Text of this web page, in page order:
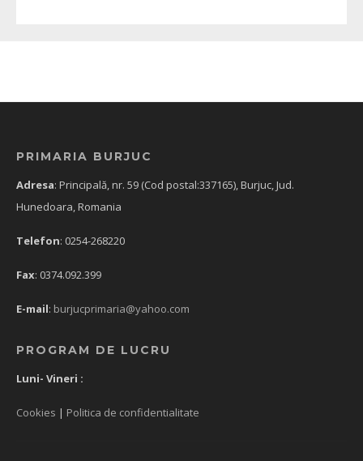
PRIMARIA BURJUC
Adresa: Principală, nr. 59 (Cod postal:337165), Burjuc, Jud.
Hunedoara, Romania
Telefon: 0254-268220
Fax: 0374.092.399
E-mail: burjucprimaria@yahoo.com
PROGRAM DE LUCRU
Luni- Vineri :
Cookies | Politica de confidentialitate